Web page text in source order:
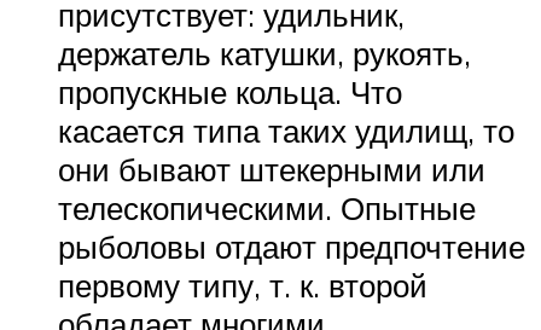
присутствует: удильник,
держатель катушки, рукоять,
пропускные кольца. Что
касается типа таких удилищ, то
они бывают штекерными или
телескопическими. Опытные
рыболовы отдают предпочтение
первому типу, т. к. второй